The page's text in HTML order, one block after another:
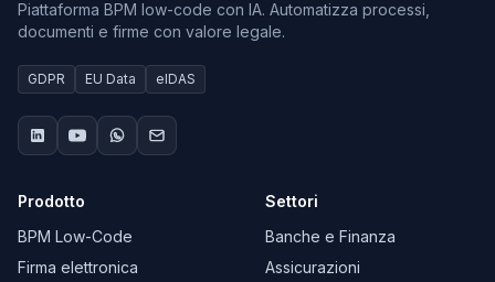
Piattaforma BPM low-code con IA. Automatizza processi,
documenti e firme con valore legale.
GDPR EU Data eIDAS
Prodotto
BPM Low-Code
Firma elettronica
Settori
Banche e Finanza
Assicurazioni